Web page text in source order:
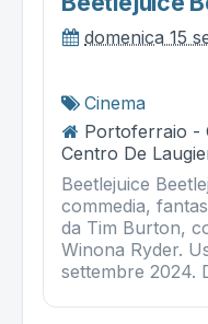
domenica 15
Cinema
Portoferraio -
Centro De
Beetlejuice
commedia,
da Tim Burton,
Winona Ryder.
settembre 2024.